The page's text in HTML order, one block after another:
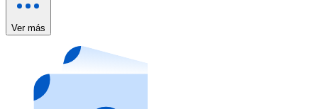
Compra tarjetas regalo de tus marcas favoritas con
Ir a la tienda de tarjetas regalo
Ver más